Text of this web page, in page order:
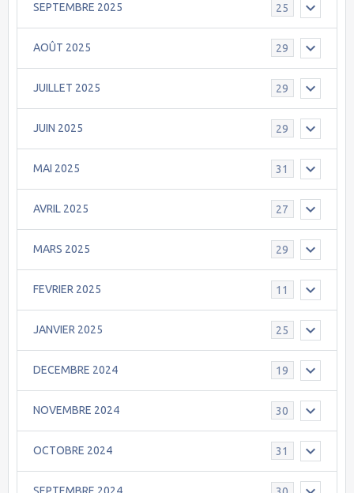
SEPTEMBRE 2025 25
AOÛT 2025 29
JUILLET 2025 29
JUIN 2025 29
MAI 2025 31
AVRIL 2025 27
MARS 2025 29
FEVRIER 2025 11
JANVIER 2025 25
DECEMBRE 2024 19
NOVEMBRE 2024 30
OCTOBRE 2024 31